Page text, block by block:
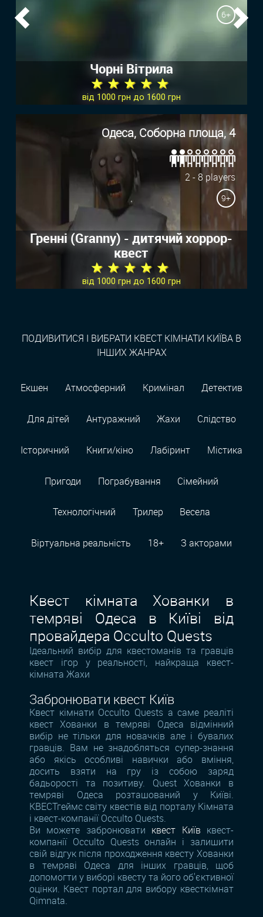
6+
Чорні Вітрила
★ ★ ★ ★ ★
від 1000 грн до 1600 грн
Одеса, Соборна площа, 4
2 - 8 players
9+
Гренні (Granny) - дитячий хоррор-
квест
★ ★ ★ ★ ★
від 1000 грн до 1600 грн
Previous
ПОДИВИТИСЯ І ВИБРАТИ КВЕСТ КІМНАТИ КИЇВА В
ІНШИХ ЖАНРАХ
Екшен Атмосферний Кримінал Детектив
Для дітей Антуражний Жахи Слідство
Історичний Книги/кіно Лабіринт Містика
Пригоди Пограбування Сімейний
Технологiчний Трилер Весела
Віртуальна реальність 18+ З акторами
Квест кімната Хованки в
темряві Одеса в Київі від
провайдера Occulto Quests
Ідеальний вибір для квестоманів та гравців
квест ігор у реальності, найкраща квест-
кімната Жахи
Забронювати квест Київ
Квест кімнати Occulto Quests а саме реаліті
квест Хованки в темряві Одеса відмінний
вибір не тільки для новачків але і бувалих
гравців. Вам не знадобляться супер-знання
або якісь особливі навички або вміння,
досить взяти на гру із собою заряд
бадьорості та позитиву. Quest Хованки в
темряві Одеса розташований у Київі.
КВЕСТгеймс світу квестів від порталу Кімната
і квест-компанії Occulto Quests.
Ви можете забронювати квест Київ квест-
компанії Occulto Quests онлайн і залишити
свій відгук після проходження квесту Хованки
в темряві Одеса для інших гравців, щоб
допомогти у виборі квесту та його об'єктивної
оцінки. Квест портал для вибору квесткімнат
Qimnata.